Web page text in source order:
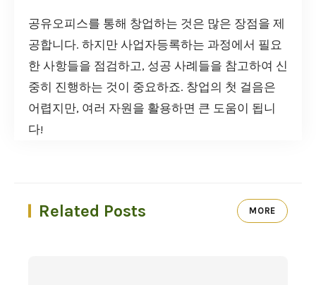
공유오피스를 통해 창업하는 것은 많은 장점을 제
공합니다. 하지만 사업자등록하는 과정에서 필요
한 사항들을 점검하고, 성공 사례들을 참고하여 신
중히 진행하는 것이 중요하죠. 창업의 첫 걸음은
어렵지만, 여러 자원을 활용하면 큰 도움이 됩니
다!
Related Posts MORE